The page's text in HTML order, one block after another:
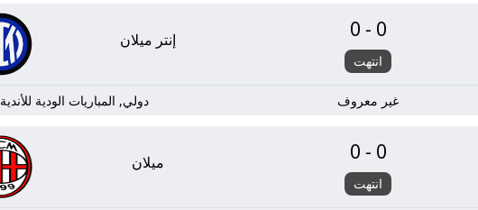
0-0
انتهت
إنتر ميلان
غير معروف دولي, المباريات الودية للأندية
0-0
انتهت
ميلان